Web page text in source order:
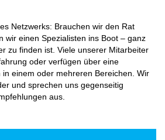
Netzwerks: Brauchen wir den Rat
wir einen Spezialisten ins Boot – ganz
zu finden ist. Viele unserer Mitarbeiter
oder verfügen über eine
einem oder mehreren Bereichen. Wir
und sprechen uns gegenseitig
aus.